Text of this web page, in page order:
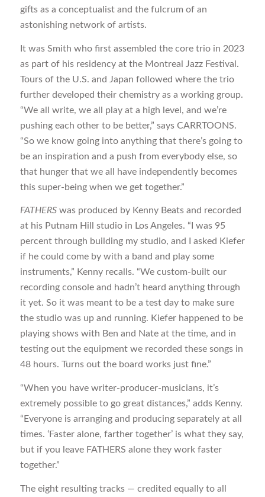
gifts as a conceptualist and the fulcrum of an
astonishing network of artists.
It was Smith who first assembled the core trio in 2023
as part of his residency at the Montreal Jazz Festival.
Tours of the U.S. and Japan followed where the trio
further developed their chemistry as a working group.
“We all write, we all play at a high level, and we’re
pushing each other to be better,” says CARRTOONS.
“So we know going into anything that there’s going to
be an inspiration and a push from everybody else, so
that hunger that we all have independently becomes
this super-being when we get together.”
FATHERSwas produced by Kenny Beats and recorded
at his Putnam Hill studio in Los Angeles. “I was 95
percent through building my studio, and I asked Kiefer
if he could come by with a band and play some
instruments,” Kenny recalls. “We custom-built our
recording console and hadn’t heard anything through
it yet. So it was meant to be a test day to make sure
the studio was up and running. Kiefer happened to be
playing shows with Ben and Nate at the time, and in
testing out the equipment we recorded these songs in
48 hours. Turns out the board works just fine.”
“When you have writer-producer-musicians, it’s
extremely possible to go great distances,” adds Kenny.
“Everyone is arranging and producing separately at all
times. ‘Faster alone, farther together’ is what they say,
but if you leave FATHERS alone they work faster
together.”
The eight resulting tracks — credited equally to all